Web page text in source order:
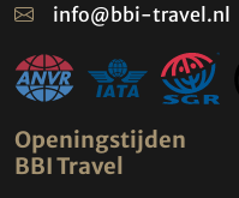
info@bbi-travel.nl
Openingstijden
BBI Travel